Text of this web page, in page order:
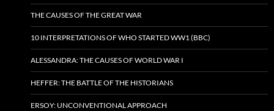
THE CAUSES OF THE GREAT WAR
10 INTERPRETATIONS OF WHO STARTED WW1 (BBC)
ALESSANDRA: THE CAUSES OF WORLD WAR I
HEFFER: THE BATTLE OF THE HISTORIANS
ERSOY: UNCONVENTIONAL APPROACH